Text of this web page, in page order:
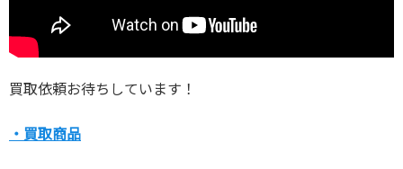
買取依頼お待ちしています！
・買取商品